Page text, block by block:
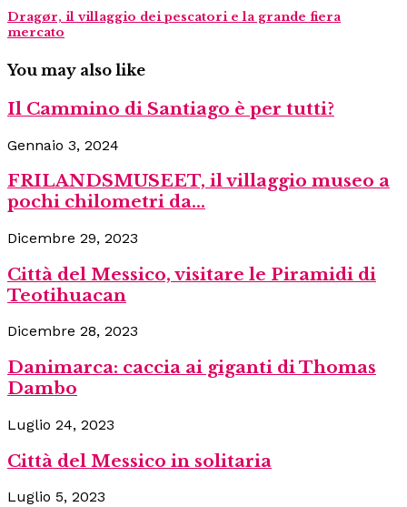
Dragør, il villaggio dei pescatori e la grande fiera
mercato
You may also like
Il Cammino di Santiago è per tutti?
Gennaio 3, 2024
FRILANDSMUSEET, il villaggio museo a
pochi chilometri da...
Dicembre 29, 2023
Città del Messico, visitare le Piramidi di
Teotihuacan
Dicembre 28, 2023
Danimarca: caccia ai giganti di Thomas
Dambo
Luglio 24, 2023
Città del Messico in solitaria
Luglio 5, 2023